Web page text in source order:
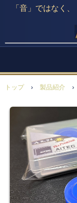
「音」ではなく
トップ › 製品紹介 ›